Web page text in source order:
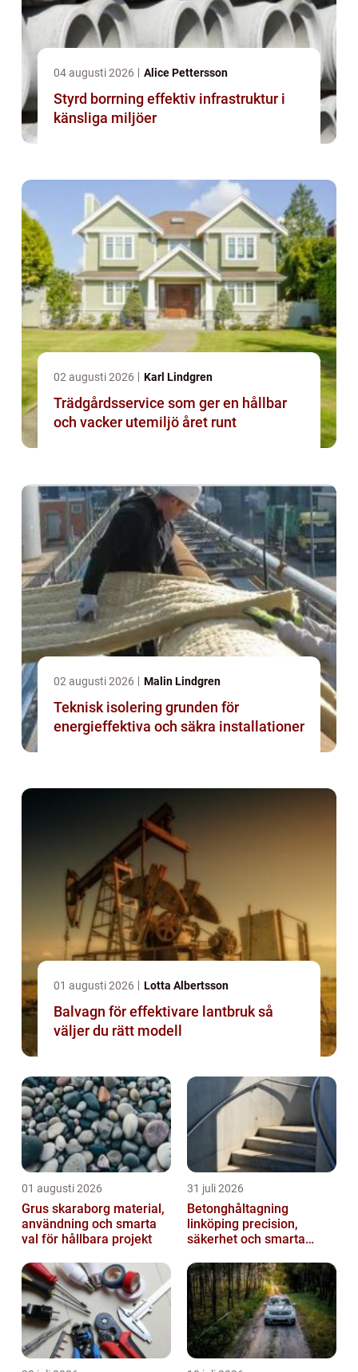
04 augusti 2026 Alice Pettersson
Styrd borrning effektiv infrastruktur i
känsliga miljöer
02 augusti 2026 Karl Lindgren
Trädgårdsservice som ger en hållbar
och vacker utemiljö året runt
02 augusti 2026 Malin Lindgren
Teknisk isolering grunden för
energieffektiva och säkra installationer
01 augusti 2026 Lotta Albertsson
Balvagn för effektivare lantbruk så
väljer du rätt modell
01 augusti 2026
Grus skaraborg material,
användning och smarta
val för hållbara projekt
31 juli 2026
Betonghåltagning
linköping precision,
säkerhet och smarta